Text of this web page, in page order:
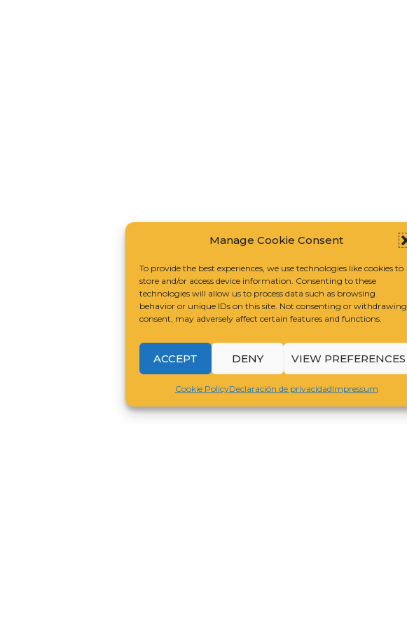
Manage Cookie Consent
To provide the best experiences, we use technologies like cookies to
store and/or access device information. Consenting to these
technologies will allow us to process data such as browsing
behavior or unique IDs on this site. Not consenting or withdrawing
consent, may adversely affect certain features and functions.
ACCEPT DENY VIEW PREFERENCES
Cookie PolicyDeclaración de privacidadImpressum